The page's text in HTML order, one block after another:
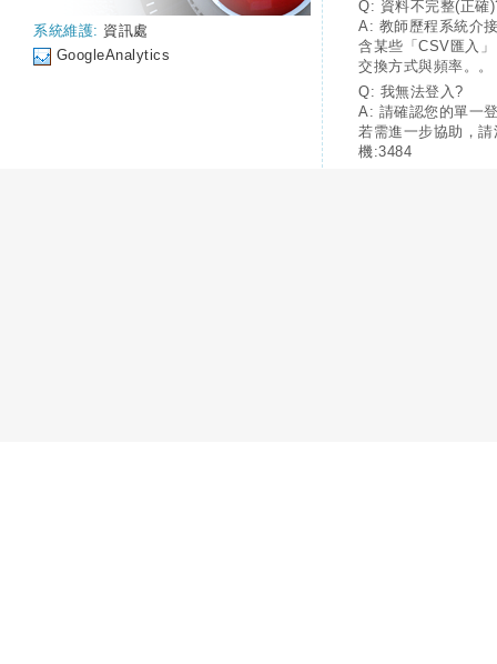
系統維護: 資訊處
GoogleAnalytics
Q: 資料不完整(正確
A: 教師歷程系統介
含某些「CSV匯入
交換方式與頻率。。
Q: 我無法登入?
A: 請確認您的單一
若需進一步協助，
機:3484